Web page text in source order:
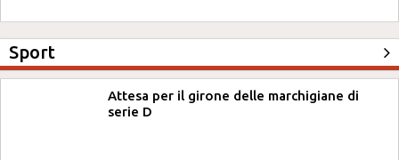
Sport
Attesa per il girone delle marchigiane di
serie D